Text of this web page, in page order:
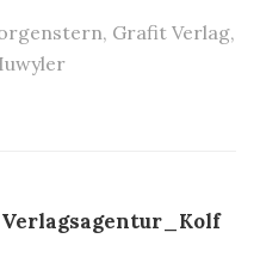
, Grafit Verlag,
Verlagsagentur_Kolf